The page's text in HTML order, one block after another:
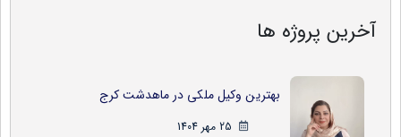
آخرین پروژه ها
بهترین وکیل ملکی در ماهدشت کرج
25 مهر 1404